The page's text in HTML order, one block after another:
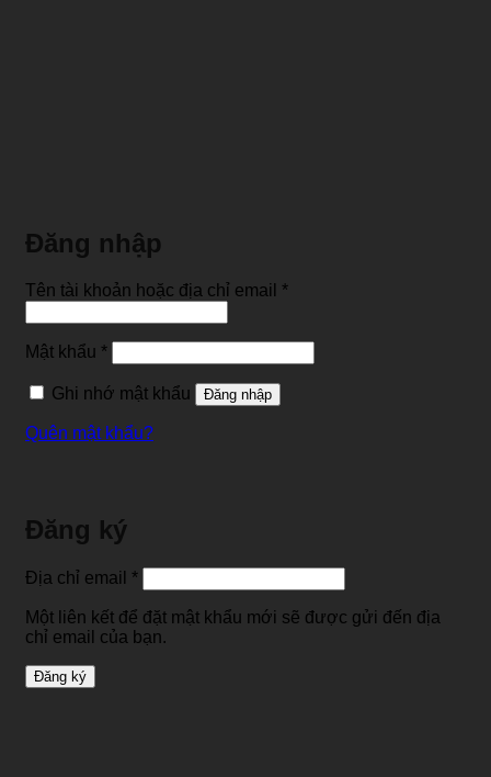
Đăng nhập
Tên tài khoản hoặc địa chỉ email *Bắt
Mật khẩu *Bắt
buộc
Ghi nhớ mật khẩu
Đăng nhập
Quên mật khẩu?
Đăng ký
Địa chỉ email *Bắt
buộc
Một liên kết để đặt mật khẩu mới sẽ được gửi đến địa
chỉ email của bạn.
Đăng ký